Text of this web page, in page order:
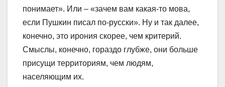
понимает». Или – «зачем вам какая-то мова,
если Пушкин писал по-русски». Ну и так далее,
конечно, это ирония скорее, чем критерий.
Смыслы, конечно, гораздо глубже, они больше
присущи территориям, чем людям,
населяющим их.